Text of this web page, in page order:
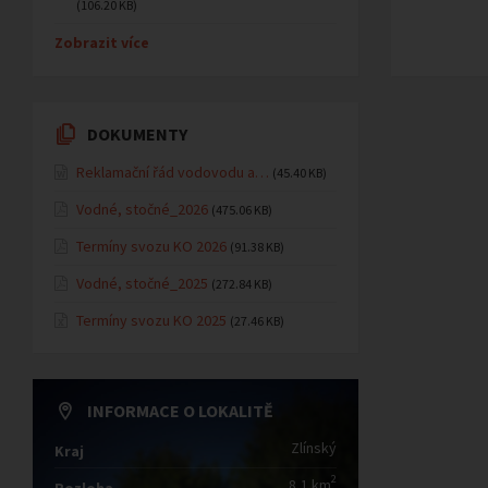
(106.20 KB)
Zobrazit více
DOKUMENTY
Reklamační řád vodovodu a… (45.40 KB)
Vodné, stočné_2026 (475.06 KB)
Termíny svozu KO 2026 (91.38 KB)
Vodné, stočné_2025 (272.84 KB)
Termíny svozu KO 2025 (27.46 KB)
INFORMACE O LOKALITĚ
Kraj Zlínský
2